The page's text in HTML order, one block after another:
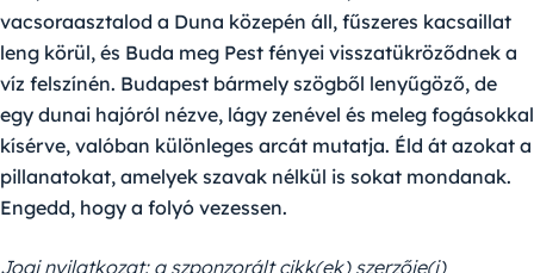
vacsoraasztalod a Duna közepén áll, fűszeres kacsaillat
leng körül, és Buda meg Pest fényei visszatükröződnek a
víz felszínén. Budapest bármely szögből lenyűgöző, de
egy dunai hajóról nézve, lágy zenével és meleg fogásokkal
kísérve, valóban különleges arcát mutatja. Éld át azokat a
pillanatokat, amelyek szavak nélkül is sokat mondanak.
Engedd, hogy a folyó vezessen.
Jogi nyilatkozat: a szponzorált cikk(ek) szerzője(i)